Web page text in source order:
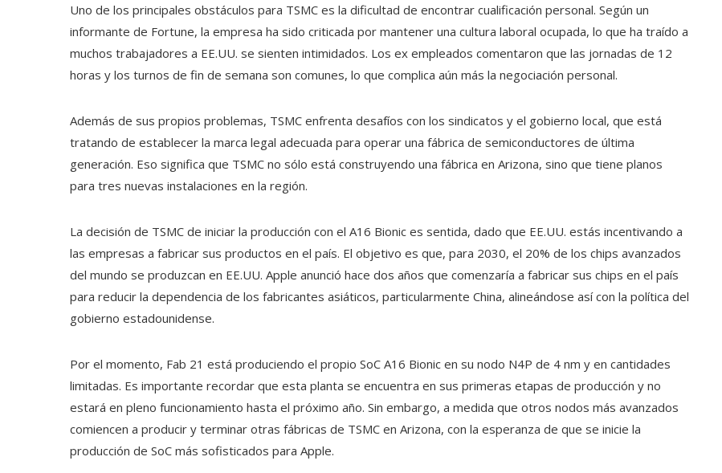
Uno de los principales obstáculos para TSMC es la dificultad de encontrar cualificación personal. Según un
informante de Fortune, la empresa ha sido criticada por mantener una cultura laboral ocupada, lo que ha traído a
muchos trabajadores a EE.UU. se sienten intimidados. Los ex empleados comentaron que las jornadas de 12
horas y los turnos de fin de semana son comunes, lo que complica aún más la negociación personal.
Además de sus propios problemas, TSMC enfrenta desafíos con los sindicatos y el gobierno local, que está
tratando de establecer la marca legal adecuada para operar una fábrica de semiconductores de última
generación. Eso significa que TSMC no sólo está construyendo una fábrica en Arizona, sino que tiene planos
para tres nuevas instalaciones en la región.
La decisión de TSMC de iniciar la producción con el A16 Bionic es sentida, dado que EE.UU. estás incentivando a
las empresas a fabricar sus productos en el país. El objetivo es que, para 2030, el 20% de los chips avanzados
del mundo se produzcan en EE.UU. Apple anunció hace dos años que comenzaría a fabricar sus chips en el país
para reducir la dependencia de los fabricantes asiáticos, particularmente China, alineándose así con la política del
gobierno estadounidense.
Por el momento, Fab 21 está produciendo el propio SoC A16 Bionic en su nodo N4P de 4 nm y en cantidades
limitadas. Es importante recordar que esta planta se encuentra en sus primeras etapas de producción y no
estará en pleno funcionamiento hasta el próximo año. Sin embargo, a medida que otros nodos más avanzados
comiencen a producir y terminar otras fábricas de TSMC en Arizona, con la esperanza de que se inicie la
producción de SoC más sofisticados para Apple.